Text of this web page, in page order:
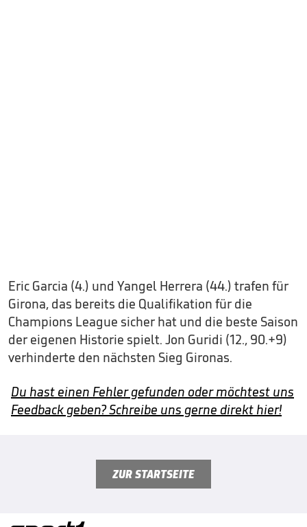
Eric Garcia (4.) und Yangel Herrera (44.) trafen für
Girona, das bereits die Qualifikation für die
Champions League sicher hat und die beste Saison
der eigenen Historie spielt. Jon Guridi (12., 90.+9)
verhinderte den nächsten Sieg Gironas.
Du hast einen Fehler gefunden oder möchtest uns
Feedback geben? Schreibe uns gerne direkt hier!
ZUR STARTSEITE